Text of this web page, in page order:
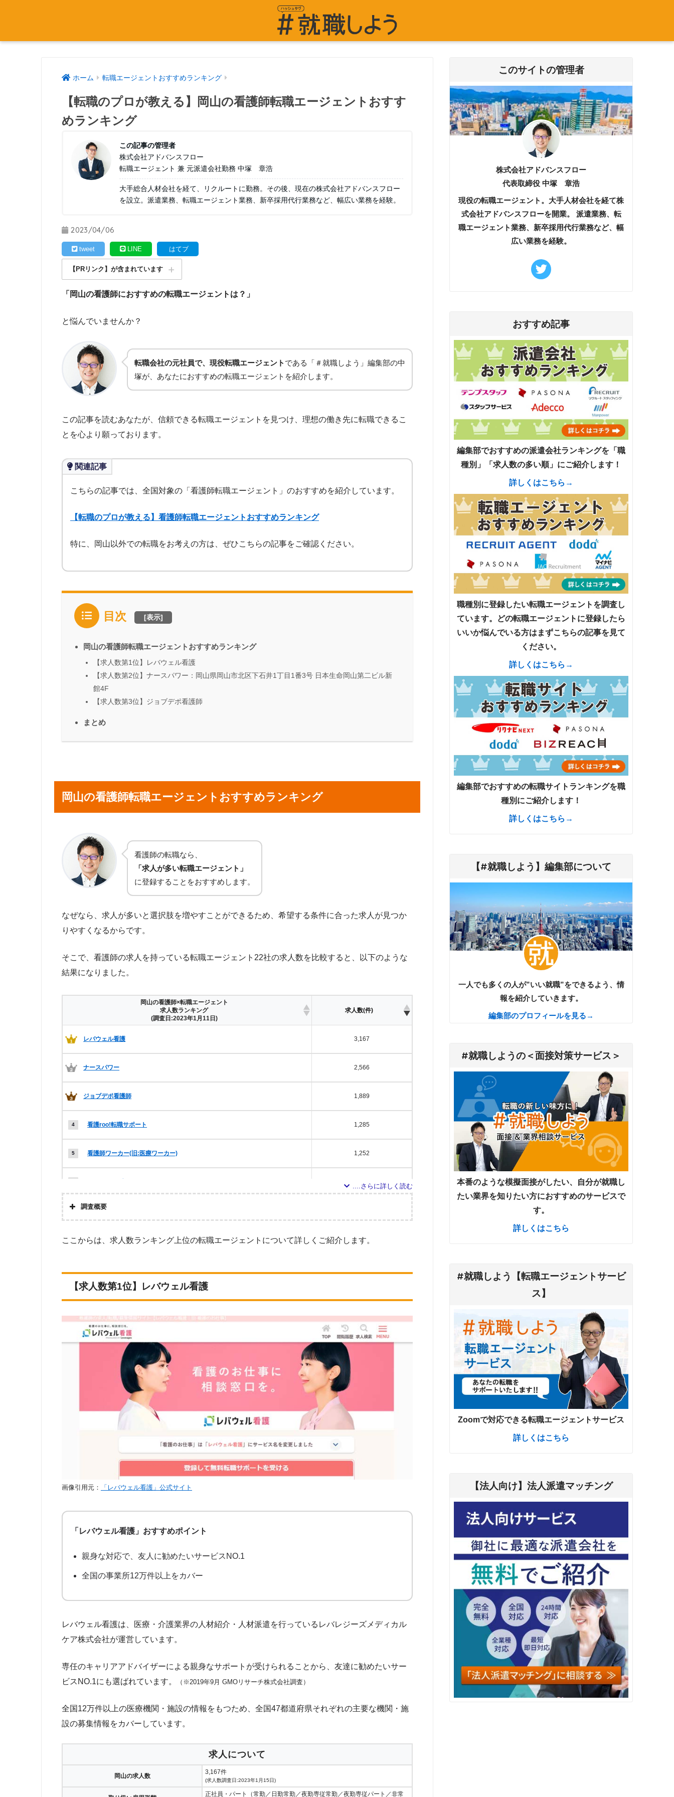
ホーム 転職エージェントおすすめランキング
【転職のプロが教える】岡山の看護師転職エージェントおすす
めランキング
この記事の管理者
株式会社アドバンスフロー
転職エージェント 兼 元派遣会社勤務 中塚 章浩
大手総合人材会社を経て、リクルートに勤務。その後、現在の株式会社アドバンスフロー
を設立。派遣業務、転職エージェント業務、新卒採用代行業務など、幅広い業務を経験。
2023/04/06
tweet LINE はてブ
【PRリンク】が含まれています
「岡山の看護師におすすめの転職エージェントは？」
と悩んでいませんか？
転職会社の元社員で、現役転職エージェント である「＃就職しよう」編集部の中
塚が、あなたにおすすめの転職エージェントを紹介します。
この記事を読むあなたが、信頼できる転職エージェントを見つけ、理想の働き先に転職できるこ
とを心より願っております。
関連記事
こちらの記事では、全国対象の「看護師転職エージェント」のおすすめを紹介しています。
【転職のプロが教える】看護師転職エージェントおすすめランキング
特に、岡山以外での転職をお考えの方は、ぜひこちらの記事をご確認ください。
目次 [表示]
岡山の看護師転職エージェントおすすめランキング
【求人数第1位】レバウェル看護
【求人数第2位】ナースパワー：岡山県岡山市北区下石井1丁目1番3号 日本生命岡山第二ビル新
館4F
【求人数第3位】ジョブデポ看護師
まとめ
岡山の看護師転職エージェントおすすめランキング
看護師の転職なら、
「求人が多い転職エージェント」
に登録することをおすすめします。
なぜなら、求人が多いと選択肢を増やすことができるため、希望する条件に合った求人が見つか
りやすくなるからです。
そこで、看護師の求人を持っている転職エージェント22社の求人数を比較すると、以下のような
結果になりました。
岡山の看護師×転職エージェント
求人数ランキング
(調査日:2023年1月11日)
求人数(件)
レバウェル看護 3,167
ナースパワー 2,566
ジョブデポ看護師 1,889
看護roo!転職サポート 1,285
看護師ワーカー(旧:医療ワーカー) 1,252
964
ナースJJ
MCナースネット 881
スーパーナース 434
ナースではたらこ
美容外科求人ガイド 22
調査概要
株式会社アドバンスフロー
いた転職エージェントのうち、「『有料職業紹介事業許可』を取得している」の条件を満たす企業22社を対象としました。
上記で調査対象とした転職エージェント22社が各社のWEBサイトで公開している求人のうち、「就業形態：常勤」「資格：正看護師・准看護
ります。）
求人数ランキングの上部に記載
ここからは、求人数ランキング上位の転職エージェントについて詳しくご紹介します。
【求人数第1位】レバウェル看護
画像引用元： 「レバウェル看護」公式サイト
「レバウェル看護」おすすめポイント
親身な対応で、友人に勧めたいサービスNO.1
全国の事業所12万件以上をカバー
レバウェル看護は、医療・介護業界の人材紹介・人材派遣を行っているレバレジーズメディカル
ケア株式会社が運営しています。
専任のキャリアアドバイザーによる親身なサポートが受けられることから、友達に勧めたいサー
ビスNO.1にも選ばれています。
（※2019年9月 GMOリサーチ株式会社調査）
全国12万件以上の医療機関・施設の情報をもつため、全国47都道府県それぞれの主要な機関・施
設の募集情報をカバーしています。
求人について
岡山の求人数
3,167件
(求人数調査日:2023年1月15日)
正社員・パート（常勤／日勤常勤／夜勤専従常勤／夜勤専従パート／非常
このサイトの管理者
株式会社アドバンスフロー
代表取締役 中塚 章浩
現役の転職エージェント。大手人材会社を経て株
式会社アドバンスフローを開業。 派遣業務、転
職エージェント業務、新卒採用代行業務など、幅
広い業務を経験。
おすすめ記事
編集部でおすすめの派遣会社ランキングを「職
種別」「求人数の多い順」にご紹介します！
詳しくはこちら→
職種別に登録したい転職エージェントを調査し
ています。どの転職エージェントに登録したら
いいか悩んでいる方はまずこちらの記事を見て
ください。
詳しくはこちら→
編集部でおすすめの転職サイトランキングを職
種別にご紹介します！
詳しくはこちら→
【#就職しよう】編集部について
一人でも多くの人が”いい就職”をできるよう、情
報を紹介していきます。
編集部のプロフィールを見る→
#就職しようの＜面接対策サービス＞
本番のような模擬面接がしたい、自分が就職し
たい業界を知りたい方におすすめのサービスで
す。
詳しくはこちら
#就職しよう【転職エージェントサービ
ス】
Zoomで対応できる転職エージェントサービス
詳しくはこちら
【法人向け】法人派遣マッチング